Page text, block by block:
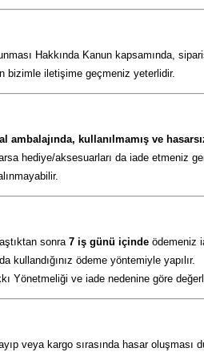
Hakkında Kanun kapsamında,
bizimle iletişime geçmeniz yeterlidir.
ambalajında, kullanılmamış ve
hediye/aksesuarları da iade etmeniz
sonra 7 iş günü içinde ödemeniz
kullandığınız ödeme yöntemiyle yapılır.
Yönetmeliği ve iade nedenine göre
veya kargo sırasında hasar oluşması